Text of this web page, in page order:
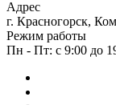
Адрес
г. Красногорск,
Режим работы
Пн - Пт: с 9:00 до